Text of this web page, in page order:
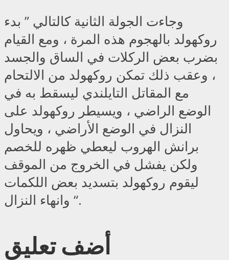
وجاءت الجولة الثانية كالتالي ” بدء
روكهولد بالهجوم هذه المرة ، ومع القيام
بضرب بعض الركلات في الساق والجسد
، وعقب ذلك تمكن روكهولد من الالتحام
مع المقاتل التايلندي ليسقط به في
الوضع الراضي ، ويسيطر روكهولد على
النزال في الوضع الأراضي ، ويحاول
برانش الهروب ليعطي ظهره للخصم
ولكن يفشل في الخروج من الموقف
ليقوم روكهولد بتسديد بعض اللكمات
وانهاء النزال “.
أضف تعليق